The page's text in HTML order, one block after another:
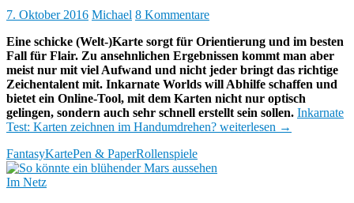
7. Oktober 2016 Michael 8 Kommentare
Eine schicke (Welt-)Karte sorgt für Orientierung und im besten
Fall für Flair. Zu ansehnlichen Ergebnissen kommt man aber
meist nur mit viel Aufwand und nicht jeder bringt das richtige
Zeichentalent mit. Inkarnate Worlds will Abhilfe schaffen und
bietet ein Online-Tool, mit dem Karten nicht nur optisch
gelingen, sondern auch sehr schnell erstellt sein sollen. Inkarnate
Test: Karten zeichnen im Handumdrehen? weiterlesen →
FantasyKartePen & PaperRollenspiele
Im Netz